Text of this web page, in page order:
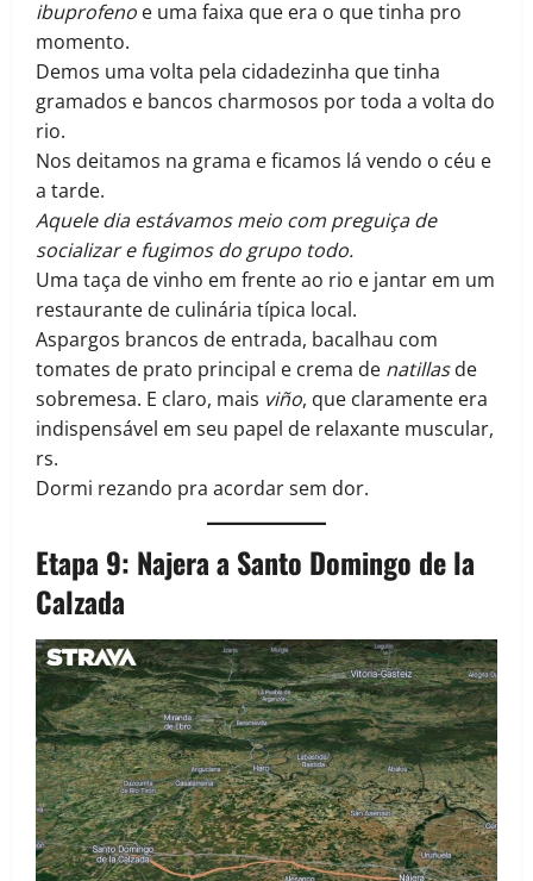
ibuprofeno e uma faixa que era o que tinha pro
momento.
Demos uma volta pela cidadezinha que tinha
gramados e bancos charmosos por toda a volta do
rio.
Nos deitamos na grama e ficamos lá vendo o céu e
a tarde.
Aquele dia estávamos meio com preguiça de
socializar e fugimos do grupo todo.
Uma taça de vinho em frente ao rio e jantar em um
restaurante de culinária típica local.
Aspargos brancos de entrada, bacalhau com
tomates de prato principal e crema de natillasde
sobremesa. E claro, mais viño, que claramente era
indispensável em seu papel de relaxante muscular,
rs.
Dormi rezando pra acordar sem dor.
Etapa 9: Najera a Santo Domingo de la
Calzada